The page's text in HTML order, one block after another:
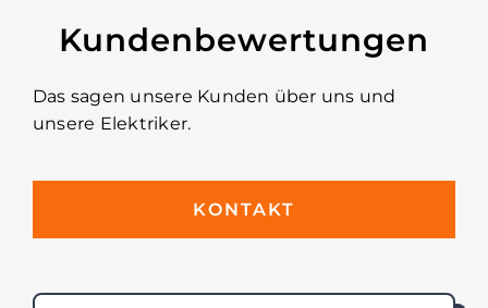
Kundenbewertungen
Das sagen unsere Kunden über uns und
unsere Elektriker.
KONTAKT